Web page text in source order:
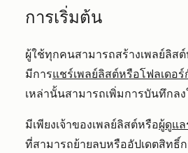
การเริ่มต้น
ผู้ใช้ทุกคนสามารถสร้างเพลย์ลิสต์
มีการแชร์เพลย์ลิสต์หรือโฟลเดอร์
เหล่านั้นสามารถเพิ่มการบันทึกล
มีเพียงเจ้าของเพลย์ลิสต์หรือผู้ดูแ
ที่สามารถย้ายลบหรืออัปเดตสิทธิ์